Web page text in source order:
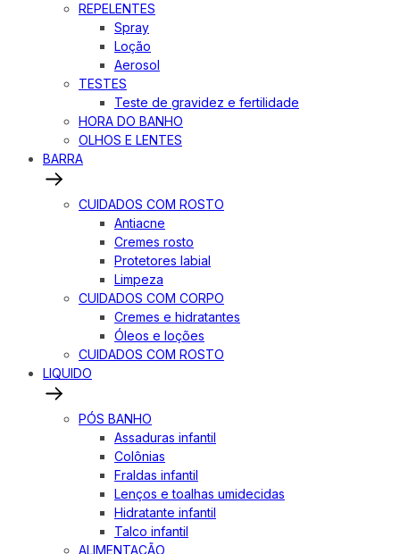
REPELENTES
Spray
Loção
Aerosol
TESTES
Teste de gravidez e fertilidade
HORA DO BANHO
OLHOS E LENTES
BARRA
CUIDADOS COM ROSTO
Antiacne
Cremes rosto
Protetores labial
Limpeza
CUIDADOS COM CORPO
Cremes e hidratantes
Óleos e loções
CUIDADOS COM ROSTO
LIQUIDO
PÓS BANHO
Assaduras infantil
Colônias
Fraldas infantil
Lenços e toalhas umidecidas
Hidratante infantil
Talco infantil
ALIMENTAÇÃO